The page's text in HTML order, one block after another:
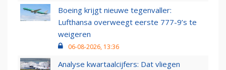
Boeing krijgt nieuwe tegenvaller:
Lufthansa overweegt eerste 777-9’s te
weigeren
06-08-2026, 13:36
Analyse kwartaalcijfers: Dat vliegen